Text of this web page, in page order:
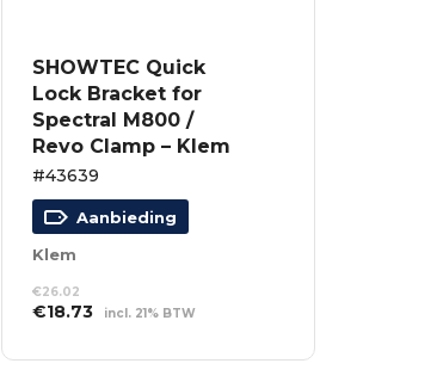
SHOWTEC Quick
Lock Bracket for
Spectral M800 /
Revo Clamp – Klem
#43639
Aanbieding
Klem
€26.02
Oorspronkelijke
was:
€18.73Huidige
is:
incl. 21% BTW
WINKELWAGEN